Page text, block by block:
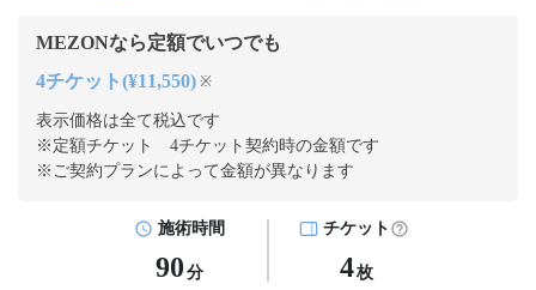
MEZONなら定額でいつでも
4チケット(¥11,550) ※
表示価格は全て税込です
※定額チケット 4チケット契約時の金額です
※ご契約プランによって金額が異なります
施術時間
90 分
チケット
4枚